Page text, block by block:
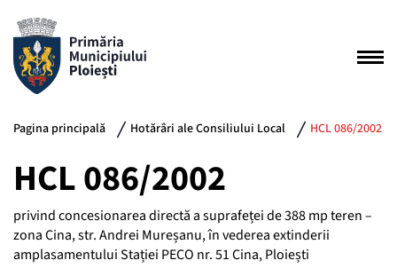
Pagina principală Hotărâri ale Consiliului Local HCL 086/2002
HCL 086/2002
privind concesionarea directă a suprafeței de 388 mp teren –
zona Cina, str. Andrei Mureșanu, în vederea extinderii
amplasamentului Stației PECO nr. 51 Cina, Ploiești